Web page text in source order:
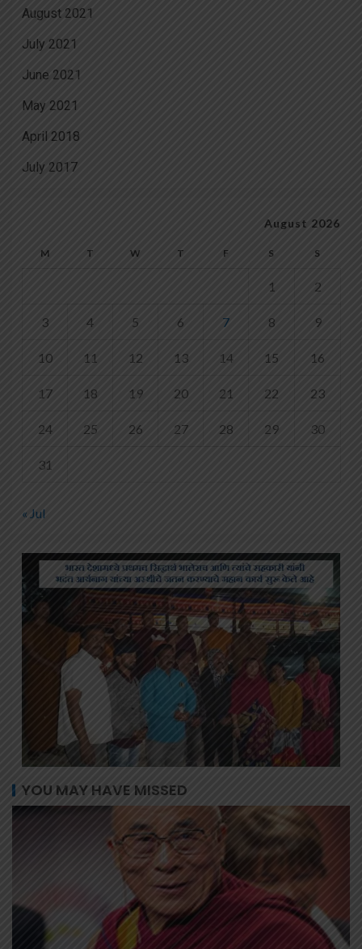
August 2021
July 2021
June 2021
May 2021
April 2018
July 2017
August 2026
M T W T F S S
1 2
3 4 5 6 7 8 9
10 11 12 13 14 15 16
17 18 19 20 21 22 23
24 25 26 27 28 29 30
31
« Jul
YOU MAY HAVE MISSED